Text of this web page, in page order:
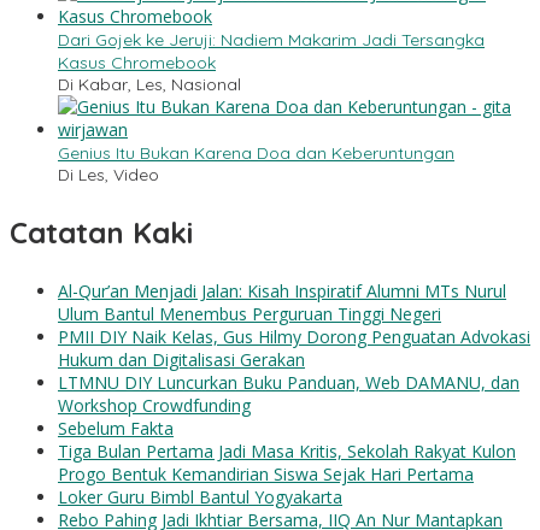
Dari Gojek ke Jeruji: Nadiem Makarim Jadi Tersangka
Kasus Chromebook
Di Kabar, Les, Nasional
Genius Itu Bukan Karena Doa dan Keberuntungan
Di Les, Video
Catatan Kaki
Al-Qur’an Menjadi Jalan: Kisah Inspiratif Alumni MTs Nurul
Ulum Bantul Menembus Perguruan Tinggi Negeri
PMII DIY Naik Kelas, Gus Hilmy Dorong Penguatan Advokasi
Hukum dan Digitalisasi Gerakan
LTMNU DIY Luncurkan Buku Panduan, Web DAMANU, dan
Workshop Crowdfunding
Sebelum Fakta
Tiga Bulan Pertama Jadi Masa Kritis, Sekolah Rakyat Kulon
Progo Bentuk Kemandirian Siswa Sejak Hari Pertama
Loker Guru Bimbl Bantul Yogyakarta
Rebo Pahing Jadi Ikhtiar Bersama, IIQ An Nur Mantapkan